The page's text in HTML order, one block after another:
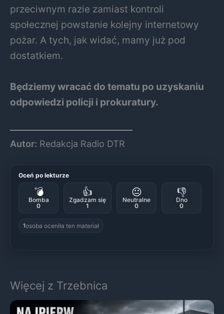
przeciwnym razie zamiast kontroli
społecznej powstanie kolejny internetowy
pożar. A tych, jak widać, mamy już pod
dostatkiem.
Będziemy wracać do tematu po uzyskaniu
odpowiedzi policji i prokuratury.
Autor: Redakcja Radio DTR
Oceń po lekturze
💣
Bomba
0
👍
Zgadzam się
1
😐
Neutralne
0
👎
Dno
0
1osoba oceniła ten materiał
Więcej z Trzebnica